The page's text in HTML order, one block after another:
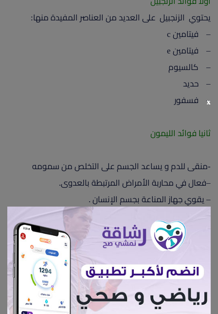
يحتوي الزنجبيل على العديد من العناصر المفيدة منها:
– فيتامين c
– فيتامين e
– كالسيوم
– حديد
– فسفور
ثانيا فوائد الليمون
-منقى للدم و يساعد الجسم على التخلص من سمومه
–فعال في محاربة الأمراض المرتبطة بالعدوى.
– يقوي جهاز المناعة بجسم الإنسان .
– أحد المهدئات الطبيعية ا بالإضافة إلى أنه يوقف النزيف .
–يوقف نشاط أي عدوى أخرى من الممكن أن تظهر كتطورات
للأنفلونزا وذلك لخواصه المضادة للبكتيريا والفيروسات.
إعجابات 688
x